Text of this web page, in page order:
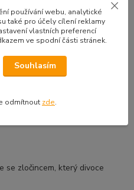
se zločincem, který divoce
používání webu, analytické
také pro účely cílení reklamy
vlastních preferencí
ve spodní části stránek.
Souhlasím
odmítnout zde.